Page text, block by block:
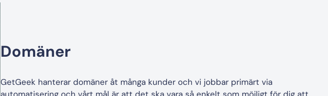
Domäner
GetGeek hanterar domäner åt många kunder och vi jobbar primärt via